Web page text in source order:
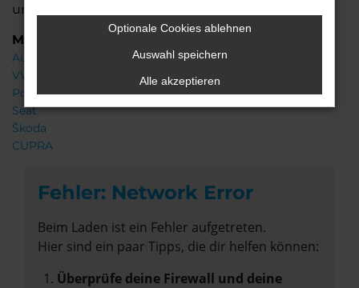
und dem Service, den wir Ihnen bieten!
Marken
Audi
VW
Porsche
Seat
Škoda
CUPRA
Fehler: Network Error
Beim Laden ist ein Fehler aufgetreten.
Hier sind ein paar Tipps, die dir helfen können:
Überprüfe deine Firewall und deine
Optionale Cookies ablehnen
Auswahl speichern
Alle akzeptieren